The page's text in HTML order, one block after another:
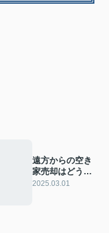
遠方からの空き
家売却はどうす
る？専門サービ
2025.03.01